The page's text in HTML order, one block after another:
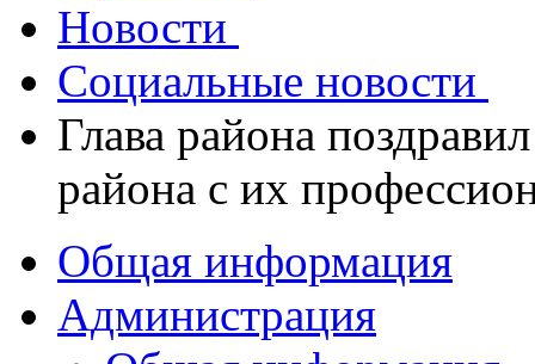
Новости
Социальные новости
Глава района
района с их
Общая информация
Администрация